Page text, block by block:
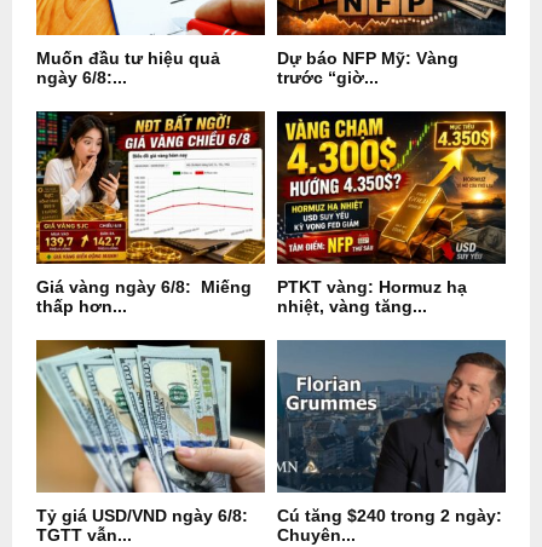
Muốn đầu tư hiệu quả
ngày 6/8:...
Dự báo NFP Mỹ: Vàng
trước “giờ...
Giá vàng ngày 6/8: Miếng
thấp hơn...
PTKT vàng: Hormuz hạ
nhiệt, vàng tăng...
Tỷ giá USD/VND ngày 6/8:
TGTT vẫn...
Cú tăng $240 trong 2 ngày:
Chuyên...